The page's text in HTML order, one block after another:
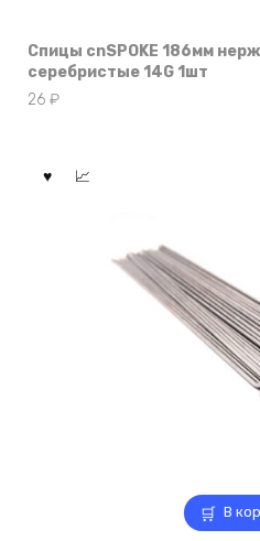
Спицы cnSPOKE 186мм
серебристые 14G 1шт
26 ₽
В